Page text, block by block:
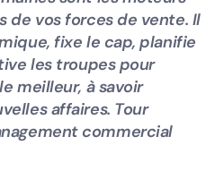
de vos forces de vente. Il
fixe le cap, planifie
les troupes pour
meilleur, à savoir
affaires. Tour
commercial